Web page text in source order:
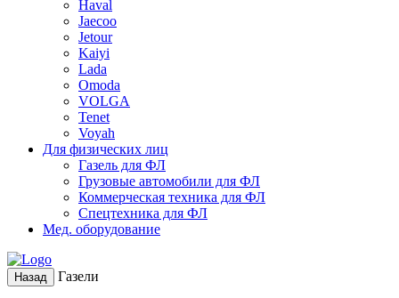
Haval
Jaecoo
Jetour
Kaiyi
Lada
Omoda
VOLGA
Tenet
Voyah
Для физических лиц
Газель для ФЛ
Грузовые автомобили для ФЛ
Коммерческая техника для ФЛ
Спецтехника для ФЛ
Мед. оборудование
Назад Газели